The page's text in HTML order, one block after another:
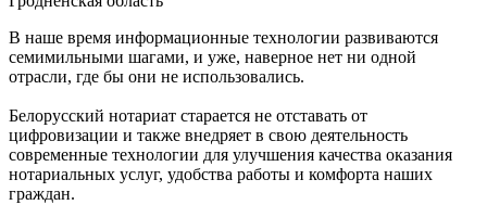
В наше время информационные технологии развиваются
семимильными шагами, и уже, наверное нет ни одной
отрасли, где бы они не использовались.
Белорусский нотариат старается не отставать от
цифровизации и также внедряет в свою деятельность
современные технологии для улучшения качества оказания
нотариальных услуг, удобства работы и комфорта наших
граждан.